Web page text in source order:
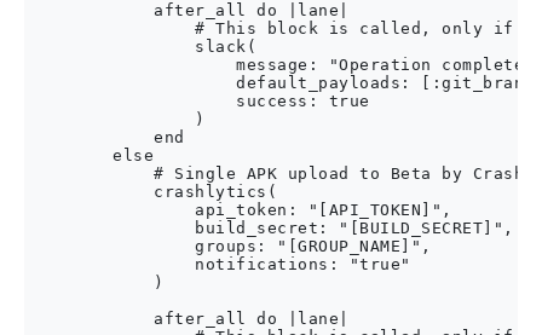
            after_all do |lane|
# This block is called, only if
                slack(
message: "Operation
default_payloads:
                    success: true
                )
            end
        else
# Single APK upload to Beta by
            crashlytics(
                api_token: "[API_TOKEN]",
                build_secret: "[BUILD_SECRET]",
                groups: "[GROUP_NAME]",
                notifications: "true"
            )
            after_all do |lane|